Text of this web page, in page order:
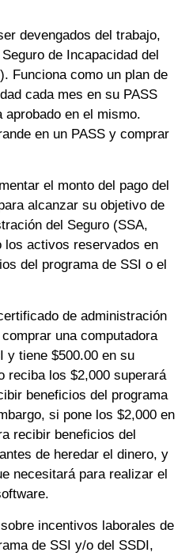
devengados del trabajo,
de Incapacidad del
Funciona como un plan de
cada mes en su PASS
en el mismo.
en un PASS y comprar
el monto del pago del
alcanzar su objetivo de
del Seguro (SSA,
los activos reservados en
del programa de SSI o el
de administración
una computadora
y tiene $500.00 en su
reciba los $2,000 superará
beneficios del programa
si pone los $2,000 en
recibir beneficios del
de heredar el dinero, y
necesitará para realizar el
incentivos laborales de
de SSI y/o del SSDI,